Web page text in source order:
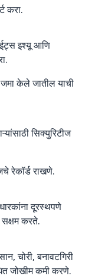
करा.
इश्यू आणि
केले जातील याची
सिक्युरिटीज
रेकॉर्ड राखणे.
दूरस्थपणे
सक्षम करते.
चोरी, बनावटगिरी
जोखीम कमी करणे.